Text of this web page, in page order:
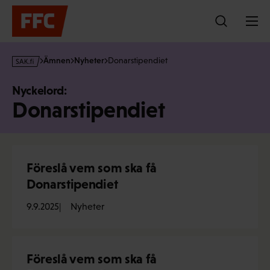
Hoppa
innehållet
s
k
·
Ämnen Nyheter Donarstipendiet
Nyckelord:
Donarstipendiet
Föreslå vem som ska få
Donarstipendiet
9.9.2025 Nyheter
Föreslå vem som ska få